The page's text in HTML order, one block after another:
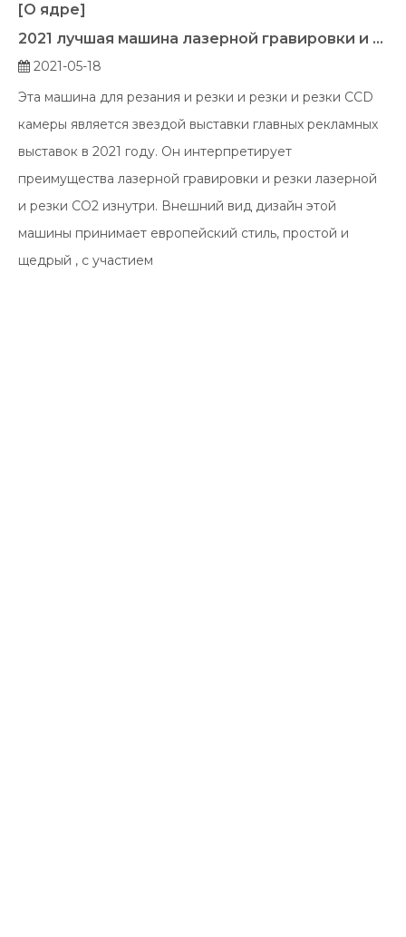
[О ядре]
2021 лучшая машина лазерной гравировки и резки камеры
2021-05-18
Эта машина для резания и резки и резки и резки CCD
камеры является звездой выставки главных рекламных
выставок в 2021 году. Он интерпретирует
преимущества лазерной гравировки и резки лазерной
и резки CO2 изнутри. Внешний вид дизайн этой
машины принимает европейский стиль, простой и
щедрый , с участием